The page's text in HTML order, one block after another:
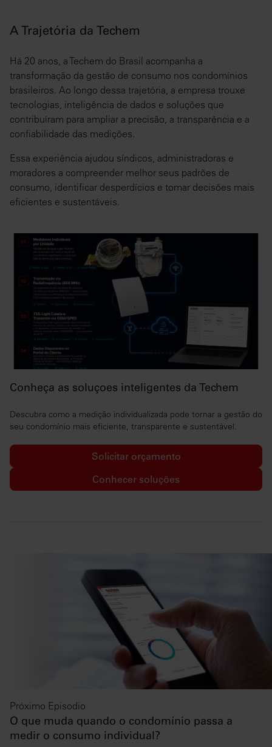
A Trajetória da Techem
Há 20 anos, a Techem do Brasil acompanha a
transformação da gestão de consumo nos condomínios
brasileiros. Ao longo dessa trajetória, a empresa trouxe
tecnologias, inteligência de dados e soluções que
contribuíram para ampliar a precisão, a transparência e a
confiabilidade das medições.
Essa experiência ajudou síndicos, administradoras e
moradores a compreender melhor seus padrões de
consumo, identificar desperdícios e tomar decisões mais
eficientes e sustentáveis.
Conheça as soluçoes inteligentes da Techem
Descubra como a medição individualizada pode tornar a gestão do
seu condomínio mais eficiente, transparente e sustentável.
Solicitar orçamento
Conhecer soluções
Próximo Episodio
O que muda quando o condomínio passa a
medir o consumo individual?